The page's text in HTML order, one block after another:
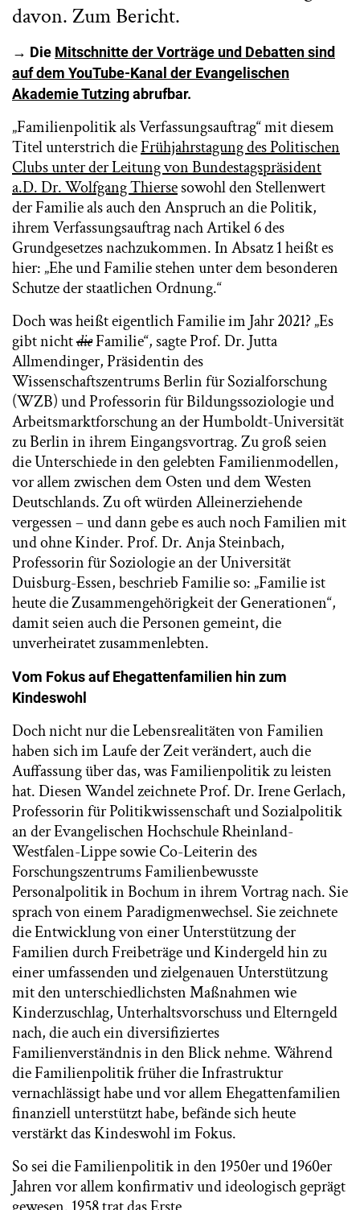
davon. Zum Bericht.
→ Die Mitschnitte der Vorträge und Debatten sind
auf dem YouTube-Kanal der Evangelischen
Akademie Tutzingabrufbar.
„Familienpolitik als Verfassungsauftrag“ mit diesem
Titel unterstrich dieFrühjahrstagung des Politischen
Clubs unter der Leitung von Bundestagspräsident
a.D. Dr. Wolfgang Thiersesowohl den Stellenwert
der Familie als auch den Anspruch an die Politik,
ihrem Verfassungsauftrag nach Artikel 6 des
Grundgesetzes nachzukommen. In Absatz 1 heißt es
hier: „Ehe und Familie stehen unter dem besonderen
Schutze der staatlichen Ordnung.“
Doch was heißt eigentlich Familie im Jahr 2021? „Es
gibt nichtdieFamilie“, sagte Prof. Dr. Jutta
Allmendinger, Präsidentin des
Wissenschaftszentrums Berlin für Sozialforschung
(WZB) und Professorin für Bildungssoziologie und
Arbeitsmarktforschung an der Humboldt-Universität
zu Berlin in ihrem Eingangsvortrag. Zu groß seien
die Unterschiede in den gelebten Familienmodellen,
vor allem zwischen dem Osten und dem Westen
Deutschlands. Zu oft würden Alleinerziehende
vergessen – und dann gebe es auch noch Familien mit
und ohne Kinder. Prof. Dr. Anja Steinbach,
Professorin für Soziologie an der Universität
Duisburg-Essen, beschrieb Familie so: „Familie ist
heute die Zusammengehörigkeit der Generationen“,
damit seien auch die Personen gemeint, die
unverheiratet zusammenlebten.
Vom Fokus auf Ehegattenfamilien hin zum
Kindeswohl
Doch nicht nur die Lebensrealitäten von Familien
haben sich im Laufe der Zeit verändert, auch die
Auffassung über das, was Familienpolitik zu leisten
hat. Diesen Wandel zeichnete Prof. Dr. Irene Gerlach,
Professorin für Politikwissenschaft und Sozialpolitik
an der Evangelischen Hochschule Rheinland-
Westfalen-Lippe sowie Co-Leiterin des
Forschungszentrums Familienbewusste
Personalpolitik in Bochum in ihrem Vortrag nach. Sie
sprach von einem Paradigmenwechsel. Sie zeichnete
die Entwicklung von einer Unterstützung der
Familien durch Freibeträge und Kindergeld hin zu
einer umfassenden und zielgenauen Unterstützung
mit den unterschiedlichsten Maßnahmen wie
Kinderzuschlag, Unterhaltsvorschuss und Elterngeld
nach, die auch ein diversifiziertes
Familienverständnis in den Blick nehme. Während
die Familienpolitik früher die Infrastruktur
vernachlässigt habe und vor allem Ehegattenfamilien
finanziell unterstützt habe, befände sich heute
verstärkt das Kindeswohl im Fokus.
So sei die Familienpolitik in den 1950er und 1960er
Jahren vor allem konfirmativ und ideologisch geprägt